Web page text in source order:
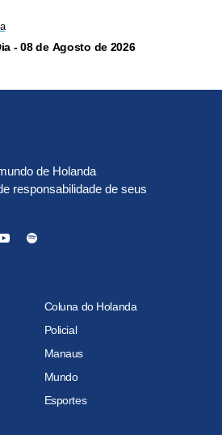
- 08 de Agosto de 2026
de Holanda
responsabilidade de seus
Coluna do Holanda
Policial
Manaus
Mundo
Esportes